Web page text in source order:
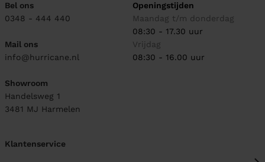
Bel ons
0348 - 444 440
Mail ons
info@hurricane.nl
Showroom
Handelsweg 1
3481 MJ Harmelen
Openingstijden
Maandag t/m donderdag
08:30 - 17.30 uur
Vrijdag
08:30 - 16.00 uur
Klantenservice